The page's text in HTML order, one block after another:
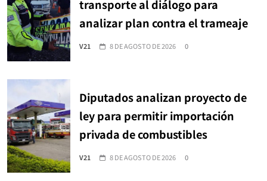
transporte al diálogo para
analizar plan contra el trameaje
V21 8 DE AGOSTO DE 2026 0
Diputados analizan proyecto de
ley para permitir importación
privada de combustibles
V21 8 DE AGOSTO DE 2026 0